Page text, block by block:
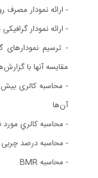
- ارائه نمودار مصرف
- ارائه نمودار
- ترسيم نمودارهای
مقايسه آنها با
آن‌ها
- محاسبه كالري مورد
- محاسبه درصد
- محاسبه BMR